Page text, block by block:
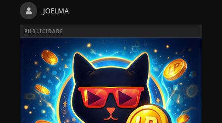
JOELMA
PUBLICIDADE